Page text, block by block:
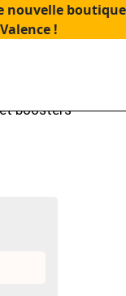
nouvelle boutique
!
boosters